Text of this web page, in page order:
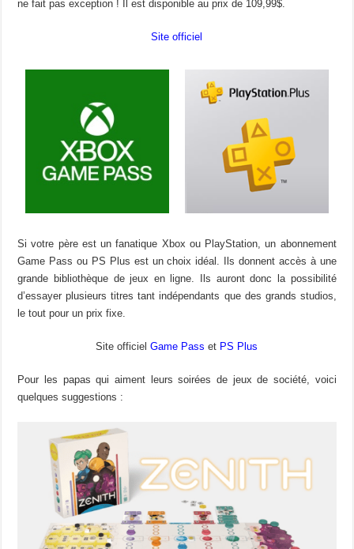
ne fait pas exception ! Il est disponible au prix de 109,99$.
Site officiel
Si votre père est un fanatique Xbox ou PlayStation, un abonnement
Game Pass ou PS Plus est un choix idéal. Ils donnent accès à une
grande bibliothèque de jeux en ligne. Ils auront donc la possibilité
d’essayer plusieurs titres tant indépendants que des grands studios,
le tout pour un prix fixe.
Site officielGame Pass et PS Plus
Pour les papas qui aiment leurs soirées de jeux de société, voici
quelques suggestions :